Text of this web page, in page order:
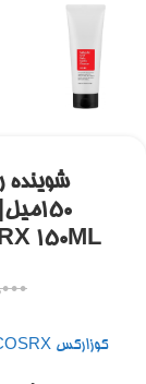
شوینده
150ML
کوزارکس COSRX